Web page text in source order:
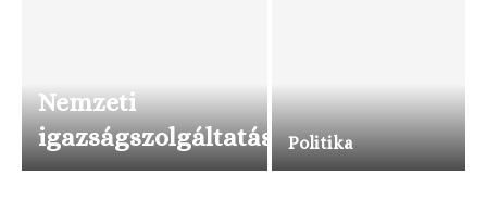
Nemzeti
igazságszolgáltatás
Politika